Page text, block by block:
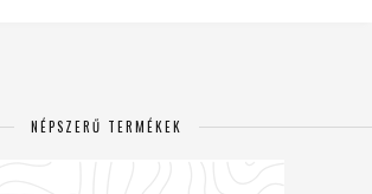
NÉPSZERŰ TERMÉKEK